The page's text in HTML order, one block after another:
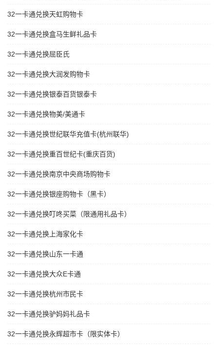
32一卡通兑换天虹购物卡
32一卡通兑换盒马生鲜礼品卡
32一卡通兑换屈臣氏
32一卡通兑换大润发购物卡
32一卡通兑换银泰百货银泰卡
32一卡通兑换物美/美通卡
32一卡通兑换世纪联华充值卡(杭州联华)
32一卡通兑换重百世纪卡(重庆百货)
32一卡通兑换南京中央商场购物卡
32一卡通兑换银座购物卡（黑卡）
32一卡通兑换叮咚买菜（限通用礼品卡）
32一卡通兑换上海家化卡
32一卡通兑换山东一卡通
32一卡通兑换大众E卡通
32一卡通兑换杭州市民卡
32一卡通兑换驴妈妈礼品卡
32一卡通兑换永辉超市卡（限实体卡）